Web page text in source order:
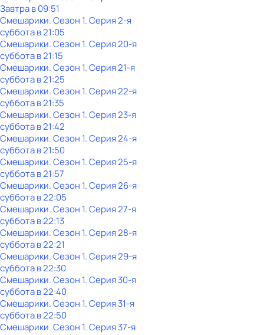
Завтра в 09:51
Смешарики. Сезон 1. Серия 2-я
субботав21:05
Смешарики. Сезон 1. Серия 20-я
субботав21:15
Смешарики. Сезон 1. Серия 21-я
субботав21:25
Смешарики. Сезон 1. Серия 22-я
субботав21:35
Смешарики. Сезон 1. Серия 23-я
субботав21:42
Смешарики. Сезон 1. Серия 24-я
субботав21:50
Смешарики. Сезон 1. Серия 25-я
субботав21:57
Смешарики. Сезон 1. Серия 26-я
субботав22:05
Смешарики. Сезон 1. Серия 27-я
субботав22:13
Смешарики. Сезон 1. Серия 28-я
субботав22:21
Смешарики. Сезон 1. Серия 29-я
субботав22:30
Смешарики. Сезон 1. Серия 30-я
субботав22:40
Смешарики. Сезон 1. Серия 31-я
субботав22:50
Смешарики. Сезон 1. Серия 37-я